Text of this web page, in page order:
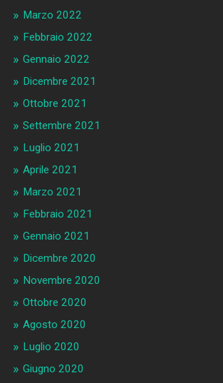
Marzo 2022
Febbraio 2022
Gennaio 2022
Dicembre 2021
Ottobre 2021
Settembre 2021
Luglio 2021
Aprile 2021
Marzo 2021
Febbraio 2021
Gennaio 2021
Dicembre 2020
Novembre 2020
Ottobre 2020
Agosto 2020
Luglio 2020
Giugno 2020